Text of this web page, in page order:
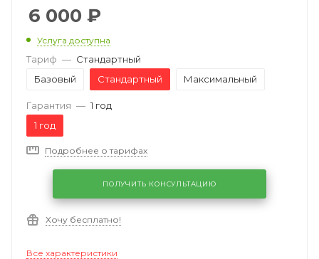
6 000 ₽
Услуга доступна
Тариф — Стандартный
Базовый
Стандартный Максимальный
Гарантия — 1 год
1 год
Подробнее о тарифах
ПОЛУЧИТЬ КОНСУЛЬТАЦИЮ
Хочу бесплатно!
Все характеристики